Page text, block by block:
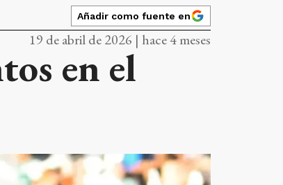
Añadir como fuente en
19 de abril de 2026 | hace 4 meses
en el